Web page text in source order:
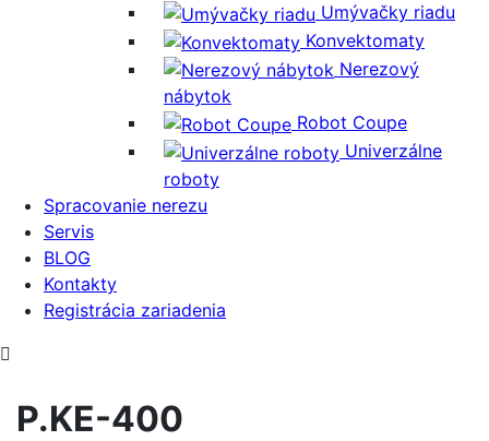
Umývačky riadu
Konvektomaty
Nerezový
nábytok
Robot Coupe
Univerzálne
roboty
Spracovanie nerezu
Servis
BLOG
Kontakty
Registrácia zariadenia
P.KE-400